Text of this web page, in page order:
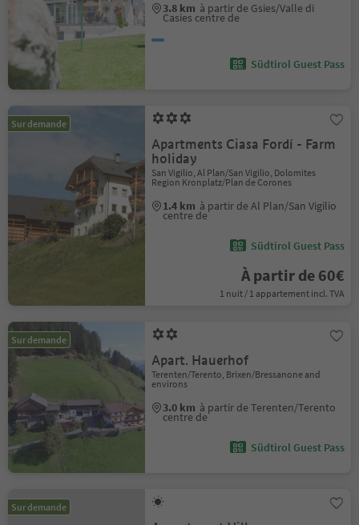
3.8 km à partir de Gsies/Valle di
Casies centre de
Südtirol Guest Pass
Sur demande
Apartments Ciasa Fordí - Farm
holiday
San Vigilio, Al Plan/San Vigilio, Dolomites
Region Kronplatz/Plan de Corones
1.4 km à partir de Al Plan/San Vigilio
centre de
Südtirol Guest Pass
À partir de 60€
1 nuit / 1 appartement incl. TVA
Sur demande
Apart. Hauerhof
Terenten/Terento, Brixen/Bressanone and
environs
3.0 km à partir de Terenten/Terento
centre de
Südtirol Guest Pass
Sur demande